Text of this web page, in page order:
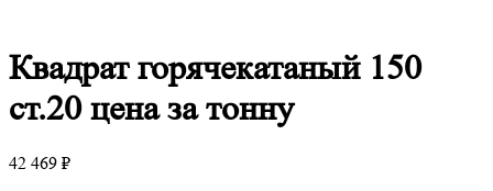
Квадратгорячекатаный 150
ст.20 цена за тонну
42 469 ₽